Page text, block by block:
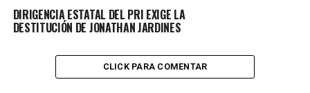
FINANCIERA RURAL
MUNICIPIO, ENTREGA 4TO. COMEDOR COMUNITARIO
DIRIGENCIA ESTATAL DEL PRI EXIGE LA
DESTITUCIÓN DE JONATHAN JARDINES
CLICK PARA COMENTAR